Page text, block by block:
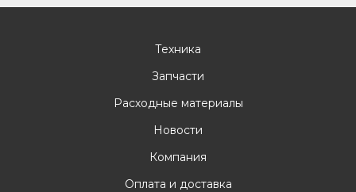
Техника
Запчасти
Расходные материалы
Новости
Компания
Оплата и доставка